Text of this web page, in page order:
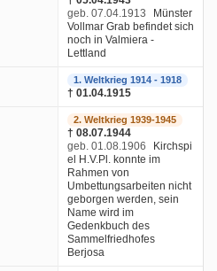
geb. 07.04.1913
Münster
Vollmar Grab befindet sich
noch in Valmiera -
Lettland
1. Weltkrieg 1914 - 1918
† 01.04.1915
2. Weltkrieg 1939-1945
† 08.07.1944
geb. 01.08.1906
Kirchspi
el H.V.Pl. konnte im
Rahmen von
Umbettungsarbeiten nicht
geborgen werden, sein
Name wird im
Gedenkbuch des
Sammelfriedhofes
Berjosa